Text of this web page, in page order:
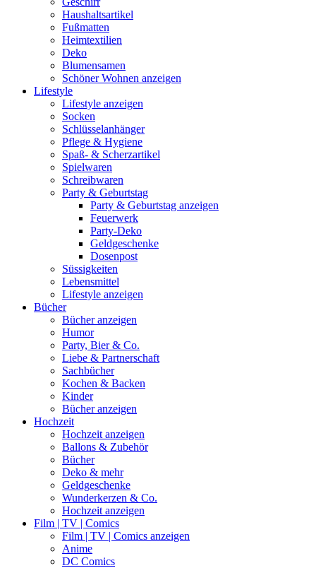
Haushaltsartikel
Fußmatten
Heimtextilien
Deko
Blumensamen
Schöner Wohnen anzeigen
Lifestyle
Lifestyle anzeigen
Socken
Schlüsselanhänger
Pflege & Hygiene
Spaß- & Scherzartikel
Spielwaren
Schreibwaren
Party & Geburtstag
Party & Geburtstag anzeigen
Feuerwerk
Party-Deko
Geldgeschenke
Dosenpost
Süssigkeiten
Lebensmittel
Lifestyle anzeigen
Bücher
Bücher anzeigen
Humor
Party, Bier & Co.
Liebe & Partnerschaft
Sachbücher
Kochen & Backen
Kinder
Bücher anzeigen
Hochzeit
Hochzeit anzeigen
Ballons & Zubehör
Bücher
Deko & mehr
Geldgeschenke
Wunderkerzen & Co.
Hochzeit anzeigen
Film | TV | Comics
Film | TV | Comics anzeigen
Anime
DC Comics